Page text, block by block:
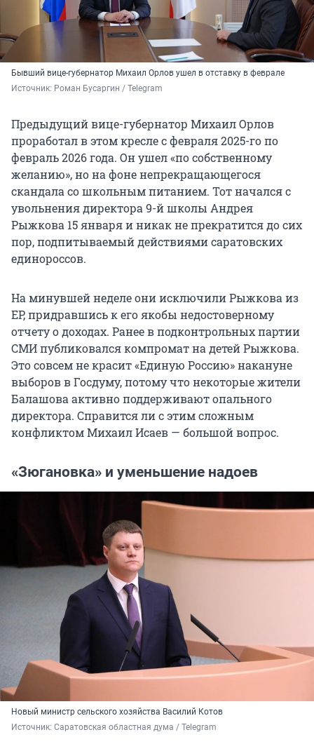
Бывший вице-губернатор Михаил Орлов ушел в отставку в феврале
Источник: Роман Бусаргин / Telegram
Предыдущий вице-губернатор Михаил Орлов
проработал в этом кресле с февраля2025-гопо
февраль 2026 года. Он ушел «по собственному
желанию», но на фоне непрекращающегося
скандала со школьным питанием. Тот начался с
увольнения директора 9-й школы Андрея
Рыжкова 15 января и никак не прекратится до сих
пор, подпитываемый действиями саратовских
единороссов.
На минувшей неделе они исключили Рыжкова из
ЕР, придравшись к его якобы недостоверному
отчету о доходах. Ранее в подконтрольных партии
СМИ публиковался компромат на детей Рыжкова.
Это совсем не красит «Единую Россию» накануне
выборов в Госдуму, потому что некоторые жители
Балашова активно поддерживают опального
директора. Справится ли с этим сложным
конфликтом Михаил Исаев — большой вопрос.
«Зюгановка» и уменьшение надоев
Новый министр сельского хозяйства Василий Котов
Источник: Саратовская областная дума / Telegram